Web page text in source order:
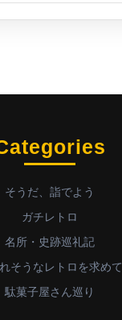
そうだ、詣でよう
ガチレトロ
名所・史跡巡礼記
そうなレトロを求めて
駄菓子屋さん巡り